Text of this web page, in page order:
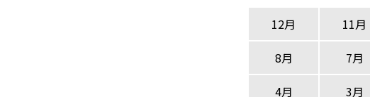
12月
11月
8月
7月
4月
3月